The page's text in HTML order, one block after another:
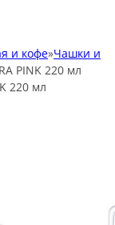
и кофе»Чашки и
PINK 220 мл